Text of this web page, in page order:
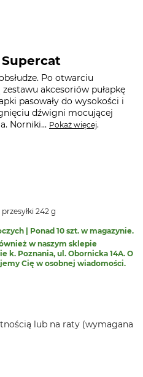
Po otwarciu
akcesoriów pułapkę
pasowały do wysokości i
dźwigni mocującej
Norniki... Pokaż więcej.
242 g
| Ponad 10 szt. w magazynie.
w naszym sklepie
k. Poznania, ul. Obornicka 14A. O
Cię w osobnej wiadomości.
lub na raty (wymagana